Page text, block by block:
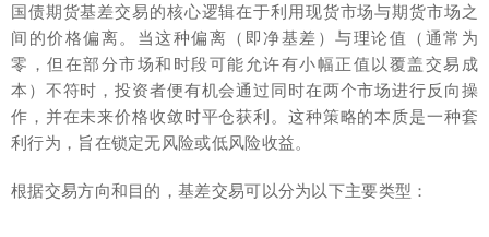
国债期货基差交易的核心逻辑在于利用现货市场与期货市场之
间的价格偏离。当这种偏离（即净基差）与理论值（通常为
零，但在部分市场和时段可能允许有小幅正值以覆盖交易成
本）不符时，投资者便有机会通过同时在两个市场进行反向操
作，并在未来价格收敛时平仓获利。这种策略的本质是一种套
利行为，旨在锁定无风险或低风险收益。
根据交易方向和目的，基差交易可以分为以下主要类型：